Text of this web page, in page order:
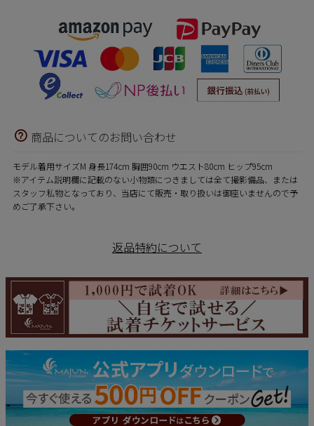
商品についてのお問い合わせ
モデル着用サイズM 身長174cm 胸囲90cm ウエスト80cm ヒップ95cm
※アイテム説明欄に記載のない小物類につきましては全て撮影備品、または
スタッフ私物となっており、当店にて販売・取り扱いは御座いませんので予
めご了承下さい。
返品特約について